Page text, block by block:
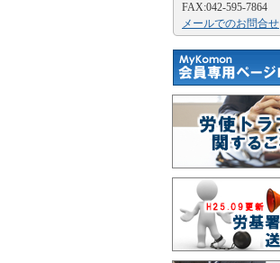
FAX:042-595-7864
メールでのお問合せ